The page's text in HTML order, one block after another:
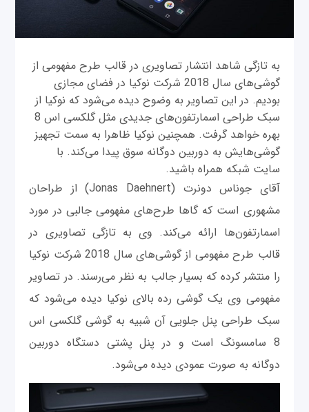
به تازگی شاهد انتشار تصاویری در قالب طرح مفهومی از
گوشی‌های سال 2018 شرکت نوکیا در فضای مجازی
بودیم. در این تصاویر به وضوح دیده می‌شود که نوکیا از
سبک طراحی اسمارتفون‌های جدیدی مثل گلکسی اس 8
بهره خواهد گرفت. همچنین نوکیا ظاهرا به سمت تجهیز
گوشی‌هایش به دوربین دوگانه سوق پیدا می‌کند. با
سایت شبکه همراه باشید.
آقای جوناس دونرت (Jonas Daehnert) از طراحان
مشهوری است که گاها طرح‌های مفهومی جالبی در مورد
اسمارتفون‌ها ارائه می‌کند. وی به تازگی تصاویری در
قالب طرح مفهومی از گوشی‌های سال 2018 شرکت نوکیا
را منتشر کرده که بسیار جالب به نظر می‌رسند. در تصاویر
مفهومی وی یک گوشی رده بالای نوکیا دیده می‌شود که
سبک طراحی پنل جلویی آن شبیه به گوشی گلکسی اس
8 سامسونگ است و در پنل پشتی دستگاه دوربین
دوگانه به صورت عمودی دیده می‌شود.